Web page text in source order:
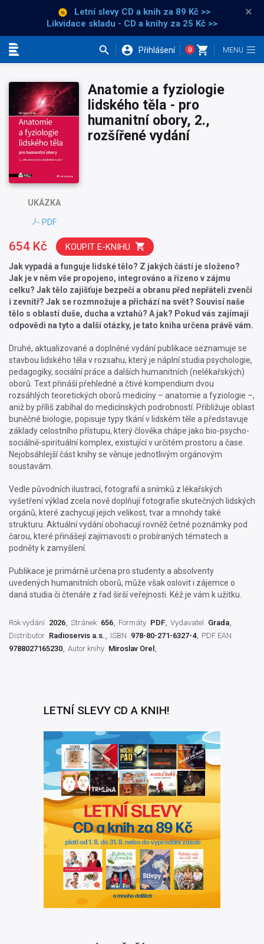
Letní slevy CD a knih za 89 Kč >>
Likvidace skladu - CD a knihy za 25 Kč >>
×
Přihlášení 0
UKÁZKA
PDF
Anatomie a fyziologie
lidského těla - pro
humanitní obory, 2.,
rozšířené vydání
Jak vypadá a funguje lidské tělo? Z jakých částí je složeno?
Jak je v něm vše propojeno, integrováno a řízeno v zájmu
celku? Jak tělo zajišťuje bezpečí a obranu před nepřáteli zvenčí
i zevnitř? Jak se rozmnožuje a přichází na svět? Souvisí naše
tělo s oblastí duše, ducha a vztahů? A jak? Pokud vás zajímají
odpovědi na tyto a další otázky, je tato kniha určena právě vám.
Druhé, aktualizované a doplněné vydání publikace seznamuje se
stavbou lidského těla v rozsahu, který je náplní studia psychologie,
pedagogiky, sociální práce a dalších humanitních (nelékařských)
oborů. Text přináší přehledné a čtivé kompendium dvou
rozsáhlých teoretických oborů medicíny – anatomie a fyziologie –,
aniž by příliš zabíhal do medicínských podrobností. Přibližuje oblast
buněčné biologie, popisuje typy tkání v lidském těle a představuje
základy celostního přístupu, který člověka chápe jako bio-psycho-
sociálně-spirituální komplex, existující v určitém prostoru a čase.
Nejobsáhlejší část knihy se věnuje jednotlivým orgánovým
soustavám.
Vedle původních ilustrací, fotografií a snímků z lékařských
vyšetření výklad zcela nově doplňují fotografie skutečných lidských
orgánů, které zachycují jejich velikost, tvar a mnohdy také
strukturu. Aktuální vydání obohacují rovněž četné poznámky pod
čarou, které přinášejí zajímavosti o probíraných tématech a
podněty k zamyšlení.
Publikace je primárně určena pro studenty a absolventy
uvedených humanitních oborů, může však oslovit i zájemce o
daná studia či čtenáře z řad širší veřejnosti. Kéž je vám k užitku.
654 Kč KOUPIT E-KNIHU
Rok vydání 2026 Stránek 656 Formáty PDF Vydavatel
Grada
Distributor Radioservis a.s. ISBN 978-80-271-6327-4
PDF EAN
9788027165230 Autor knihy Miroslav Orel
LETNÍ SLEVY CD A KNIH!